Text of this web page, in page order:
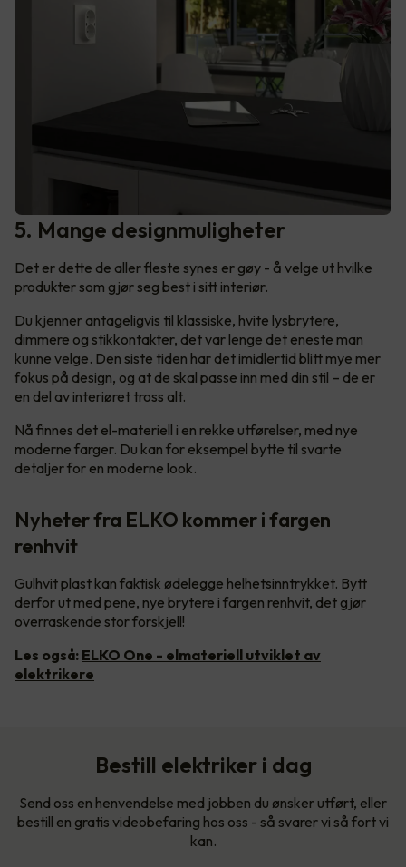
5. Mange designmuligheter
Det er dette de aller fleste synes er gøy - å velge ut hvilke
produkter som gjør seg best i sitt interiør.
Du kjenner antageligvis til klassiske, hvite lysbrytere,
dimmere og stikkontakter, det var lenge det eneste man
kunne velge. Den siste tiden har det imidlertid blitt mye mer
fokus på design, og at de skal passe inn med din stil – de er
en del av interiøret tross alt.
Nå finnes det el-materiell i en rekke utførelser, med nye
moderne farger. Du kan for eksempel bytte til svarte
detaljer for en moderne look.
Nyheter fra ELKO kommer i fargen
renhvit
Gulhvit plast kan faktisk ødelegge helhetsinntrykket. Bytt
derfor ut med pene, nye brytere i fargen renhvit, det gjør
overraskende stor forskjell!
Les også: ELKO One - elmateriell utviklet av
elektrikere
Bestill elektriker i dag
Send oss en henvendelse med jobben du ønsker utført, eller
bestill en gratis videobefaring hos oss - så svarer vi så fort vi
kan.